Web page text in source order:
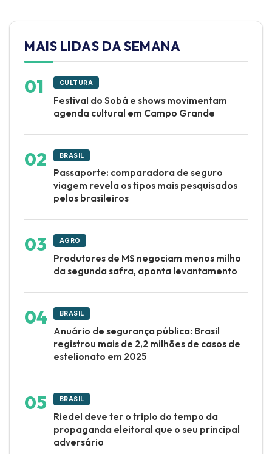
MAIS LIDAS DA SEMANA
CULTURA
Festival do Sobá e shows movimentam
agenda cultural em Campo Grande
BRASIL
Passaporte: comparadora de seguro
viagem revela os tipos mais pesquisados
pelos brasileiros
AGRO
Produtores de MS negociam menos milho
da segunda safra, aponta levantamento
BRASIL
Anuário de segurança pública: Brasil
registrou mais de 2,2 milhões de casos de
estelionato em 2025
BRASIL
Riedel deve ter o triplo do tempo da
propaganda eleitoral que o seu principal
adversário